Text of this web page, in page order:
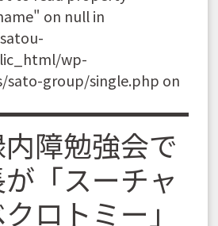
on null in
wp-
group/single.php on
障勉強会で
「スーチャ
ロトミー」